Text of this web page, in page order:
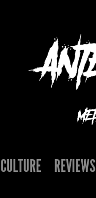
CULTURE REVIEWS